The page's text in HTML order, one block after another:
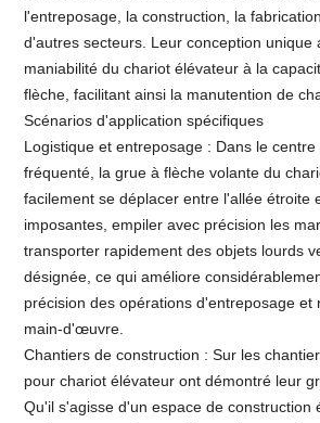
l'entreposage, la construction, la
d'autres secteurs. Leur conception unique
maniabilité du chariot élévateur à la
flèche, facilitant ainsi la manutention de
Scénarios d'application spécifiques
Logistique et entreposage : Dans le
fréquenté, la grue à flèche volante du
facilement se déplacer entre l'allée étroite
imposantes, empiler avec précision les
transporter rapidement des objets lourds
désignée, ce qui améliore
précision des opérations d'entreposage et
main-d'œuvre.
Chantiers de construction : Sur les
pour chariot élévateur ont démontré leur
Qu'il s'agisse d'un espace de construction